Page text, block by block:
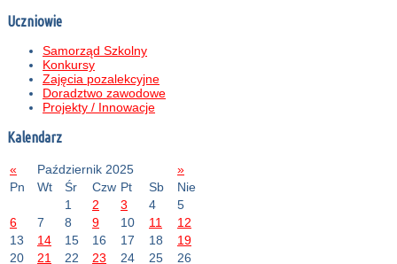
Uczniowie
Samorząd Szkolny
Konkursy
Zajęcia pozalekcyjne
Doradztwo zawodowe
Projekty / Innowacje
Kalendarz
« Październik 2025
»
Pn
Wt Śr Czw Pt Sb
Nie
1
2 3 4
5
6
7 8 9 10 11
12
13
14 15 16 17 18
19
20
21 22 23 24 25
26